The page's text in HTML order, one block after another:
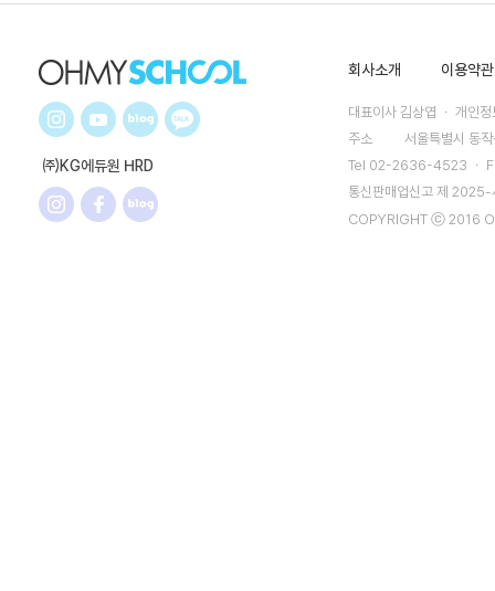
㈜KG에듀원 HRD
회사소개 이용약관
대표이사 김상엽 ㆍ 개인
주소
서울특별시 동
Tel 02-2636-4523 ㆍ
통신판매업신고 제
COPYRIGHT ⓒ 2016